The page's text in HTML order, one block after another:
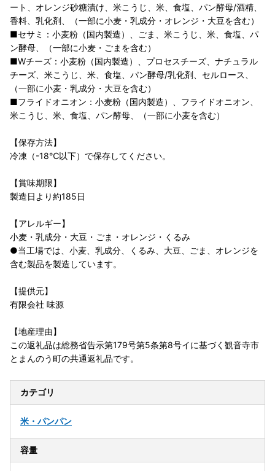
ート、オレンジ砂糖漬け、米こうじ、米、食塩、パン酵母/酒精、
香料、乳化剤、（一部に小麦・乳成分・オレンジ・大豆を含む）
■セサミ：小麦粉（国内製造）、ごま、米こうじ、米、食塩、パ
ン酵母、（一部に小麦・ごまを含む）
■Wチーズ：小麦粉（国内製造）、プロセスチーズ、ナチュラル
チーズ、米こうじ、米、食塩、パン酵母/乳化剤、セルロース、
（一部に小麦・乳成分・大豆を含む）
■フライドオニオン：小麦粉（国内製造）、フライドオニオン、
米こうじ、米、食塩、パン酵母、（一部に小麦を含む）
【保存方法】
冷凍（-18℃以下）で保存してください。
【賞味期限】
製造日より約185日
【アレルギー】
小麦・乳成分・大豆・ごま・オレンジ・くるみ
●当工場では、小麦、乳成分、くるみ、大豆、ごま、オレンジを
含む製品を製造しています。
【提供元】
有限会社 味源
【地産理由】
この返礼品は総務省告示第179号第5条第8号イに基づく観音寺市
とまんのう町の共通返礼品です。
カテゴリ
米・パンパン
容量